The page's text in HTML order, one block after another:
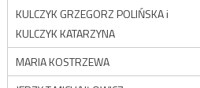
KULCZYK GRZEGORZ POLIŃSKA i
KULCZYK KATARZYNA
MARIA KOSTRZEWA